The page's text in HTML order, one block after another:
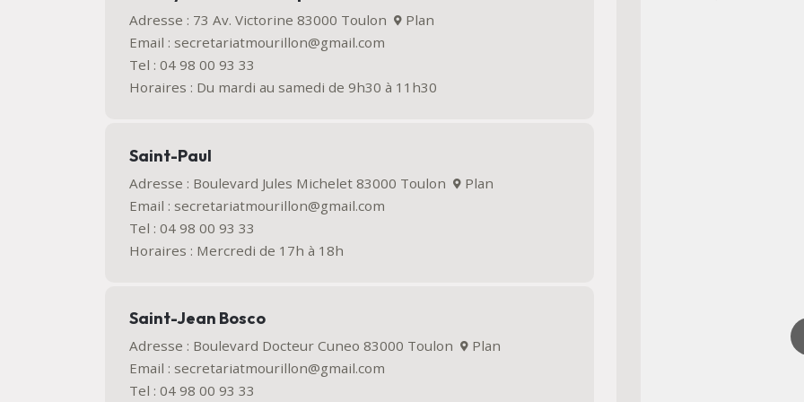
Adresse : 73 Av. Victorine 83000 Toulon
Plan
Email : secretariatmourillon@gmail.com
Tel : 04 98 00 93 33
Horaires : Du mardi au samedi de 9h30 à 11h30
Saint-Paul
Adresse : Boulevard Jules Michelet 83000 Toulon
Plan
Email : secretariatmourillon@gmail.com
Tel : 04 98 00 93 33
Horaires : Mercredi de 17h à 18h
Saint-Jean Bosco
Adresse : Boulevard Docteur Cuneo 83000 Toulon
Plan
Email : secretariatmourillon@gmail.com
Tel : 04 98 00 93 33